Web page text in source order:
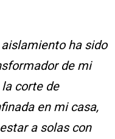
aislamiento ha sido
de mi
corte de
en mi casa,
a solas con